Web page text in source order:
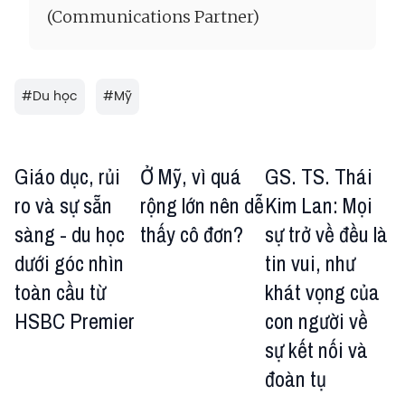
(Communications Partner)
#Du học #Mỹ
Giáo dục, rủi
ro và sự sẵn
sàng - du học
dưới góc nhìn
toàn cầu từ
HSBC Premier
Ở Mỹ, vì quá
rộng lớn nên dễ
thấy cô đơn?
GS. TS. Thái
Kim Lan: Mọi
sự trở về đều là
tin vui, như
khát vọng của
con người về
sự kết nối và
đoàn tụ